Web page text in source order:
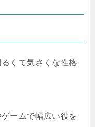
くて気さくな性格
ームで幅広い役を